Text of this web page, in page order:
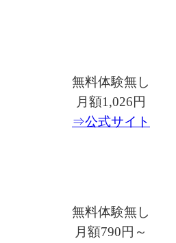
無料体験無し
月額1,026円
⇒公式サイト
無料体験無し
月額790円～